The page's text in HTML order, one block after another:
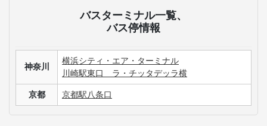
バスターミナル一覧、
バス停情報
神奈川
横浜シティ・エア・ターミナル
川崎駅東口 ラ・チッタデッラ横
京都 京都駅八条口